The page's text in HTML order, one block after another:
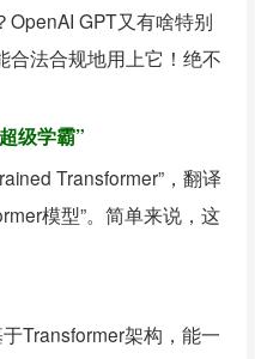
GPT又有啥特别
法合规地用上它！绝不
级学霸”
Transformer”，翻译
模型”。简单来说，这
Transformer架构，能一